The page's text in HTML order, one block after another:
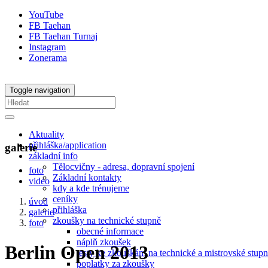
YouTube
FB Taehan
FB Taehan Turnaj
Instagram
Zonerama
Toggle navigation
Aktuality
přihláška/application
základní info
Tělocvičny - adresa, dopravní spojení
Základní kontakty
kdy a kde trénujeme
ceníky
přihláška
zkoušky na technické stupně
obecné informace
náplň zkoušek
testy ke zkouškám na technické a mistrovské
poplatky za zkoušky
galerie
foto
video
úvod
galerie
foto
Berlin Open 2013